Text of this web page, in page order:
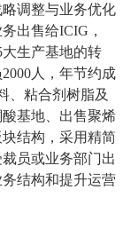
调整与业务优化
出售给ICIG，
生产基地的转
人，年节约成
、粘合剂树脂及
基地、出售聚烯
结构，采用精简
员或业务部门出
结构和提升运营